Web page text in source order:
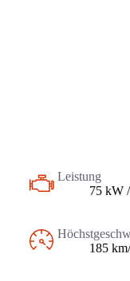
Leistung
75 kW
185